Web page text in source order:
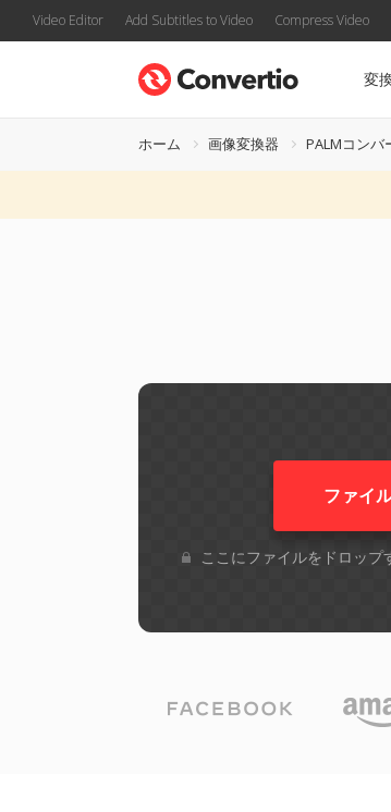
Video Editor Add Subtitles to Video Compress Video
変
ホーム 画像変換器 PALMコンバ
ファイ
ここにファイルをドロッ